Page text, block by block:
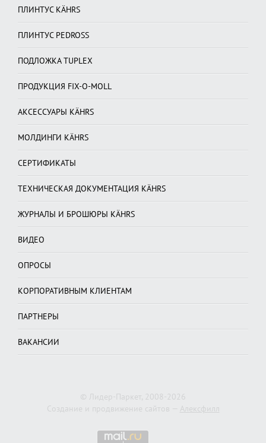
ПЛИНТУС KÄHRS
ПЛИНТУС PEDROSS
ПОДЛОЖКА TUPLEX
ПРОДУКЦИЯ FIX-O-MOLL
АКСЕССУАРЫ KÄHRS
МОЛДИНГИ KÄHRS
СЕРТИФИКАТЫ
ТЕХНИЧЕСКАЯ ДОКУМЕНТАЦИЯ KÄHRS
ЖУРНАЛЫ И БРОШЮРЫ KÄHRS
ВИДЕО
ОПРОСЫ
КОРПОРАТИВНЫМ КЛИЕНТАМ
ПАРТНЕРЫ
ВАКАНСИИ
© Лидер-Паркет, 2008-2026
Создание и продвижение сайтов — Алексфилл